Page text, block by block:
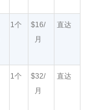
1个
$16/
月
直达
1个
$32/
月
直达